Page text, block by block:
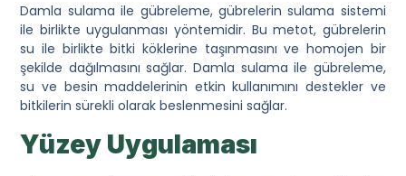
Damla sulama ile gübreleme, gübrelerin sulama sistemi
ile birlikte uygulanması yöntemidir. Bu metot, gübrelerin
su ile birlikte bitki köklerine taşınmasını ve homojen bir
şekilde dağılmasını sağlar. Damla sulama ile gübreleme,
su ve besin maddelerinin etkin kullanımını destekler ve
bitkilerin sürekli olarak beslenmesini sağlar.
Yüzey Uygulaması